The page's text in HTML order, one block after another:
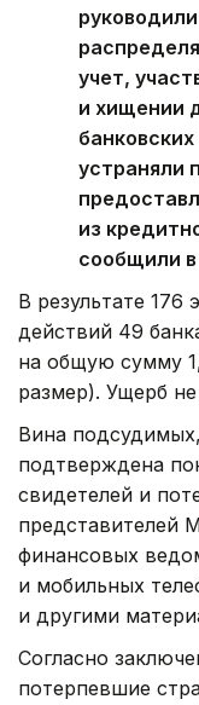
учет,
и хищении
устраняли
из
сообщили
В результате
действий 49
на общую сумму
размер). Ущерб
Вина
подтверждена
свидетелей и
представителей
финансовых
и мобильных
и другими
Согласно
потерпевшие